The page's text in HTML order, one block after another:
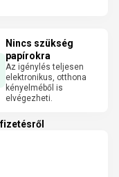
Nincs szükség
papírokra
Az igénylés teljesen
elektronikus, otthona
kényelméből is
elvégezheti.